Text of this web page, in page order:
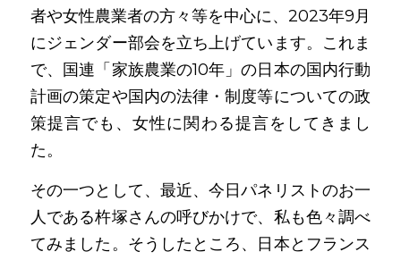
者や女性農業者の方々等を中心に、2023年9月
にジェンダー部会を立ち上げています。これま
で、国連「家族農業の10年」の日本の国内行動
計画の策定や国内の法律・制度等についての政
策提言でも、女性に関わる提言をしてきまし
た。
その一つとして、最近、今日パネリストのお一
人である杵塚さんの呼びかけで、私も色々調べ
てみました。そうしたところ、日本とフランス